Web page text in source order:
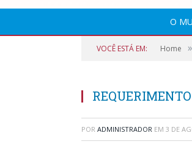
O
VOCÊ ESTÁ EM: Home »
POR ADMINISTRADOR EM 3 DE